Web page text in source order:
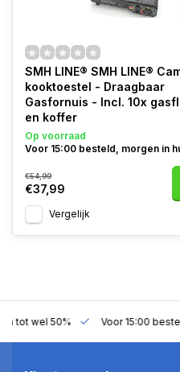
SMH LINE® SMH LINE® Camping
kooktoestel - Draagbaar
Gasfornuis - Incl. 10x
en koffer
Op voorraad
Voor 15:00 besteld, morgen in
€54,99
€37,99
Vergelijk
tot wel 50% Voor 15:00